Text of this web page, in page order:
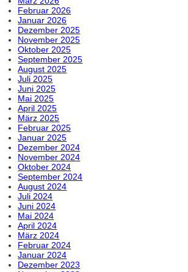
Februar 2026
Januar 2026
Dezember 2025
November 2025
Oktober 2025
September 2025
August 2025
Juli 2025
Juni 2025
Mai 2025
April 2025
März 2025
Februar 2025
Januar 2025
Dezember 2024
November 2024
Oktober 2024
September 2024
August 2024
Juli 2024
Juni 2024
Mai 2024
April 2024
März 2024
Februar 2024
Januar 2024
Dezember 2023